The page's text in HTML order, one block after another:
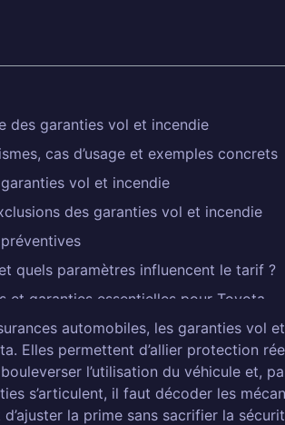
des garanties vol et incendie
cas d’usage et exemples concrets
vol et incendie
des garanties vol et incendie
quels paramètres influencent le tarif ?
et garanties essentielles pour Toyota
la prime sans compromettre la
incendie pour une Toyota?
couverts par la garantie vol?
automobiles, les garanties vol
Elles permettent d’allier protection
l’utilisation du véhicule et,
s’articulent, il faut décoder les
la prime sans sacrifier la